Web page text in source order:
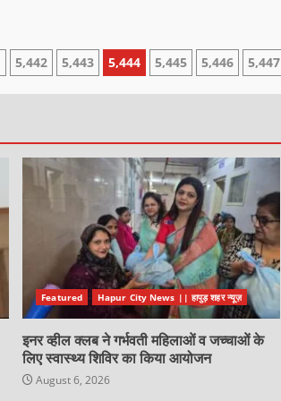
5,442 5,443 5,444 5,445 5,446 5,447
Featured Hapur City News || हापुड़ शहर न्यूज़
इनर व्हील क्लब ने गर्भवती महिलाओं व जच्चाओं के
लिए स्वास्थ्य शिविर का किया आयोजन
August 6, 2026